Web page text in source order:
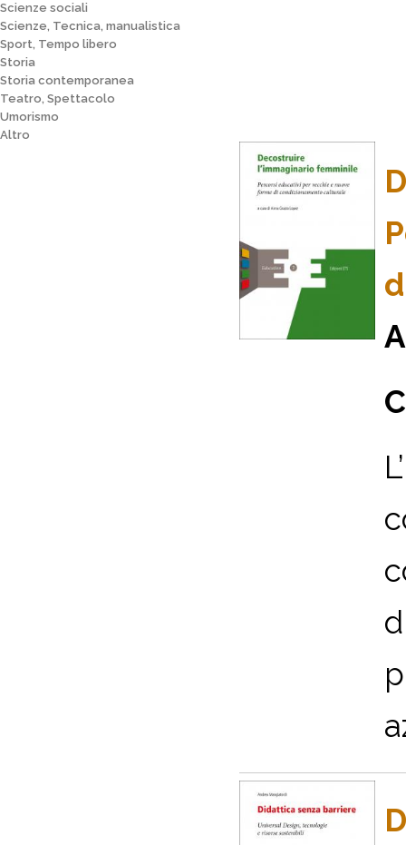
Scienze sociali
Scienze, Tecnica, manualistica
Sport, Tempo libero
Storia
Storia contemporanea
Teatro, Spettacolo
Umorismo
Altro